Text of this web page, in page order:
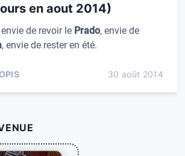
en aout 2014)
envie de revoir le Prado, envie de
, envie de rester en été.
30 août 2014